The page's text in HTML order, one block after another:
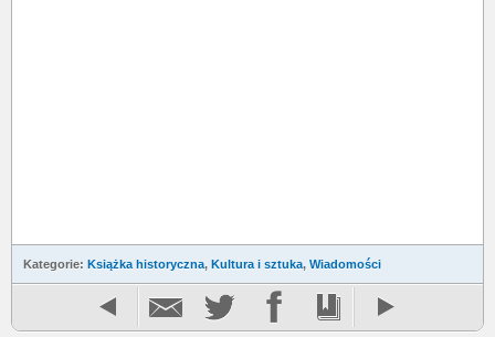
Kategorie: Książka historyczna, Kultura i sztuka, Wiadomości